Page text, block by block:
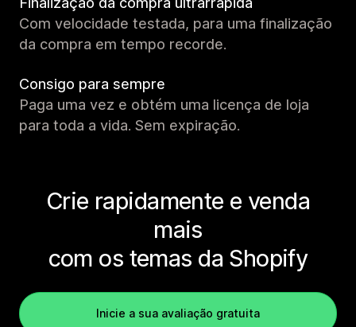
Com velocidade testada, para uma finalização
da compra em tempo recorde.
Consigo para sempre
Paga uma vez e obtém uma licença de loja
para toda a vida. Sem expiração.
Crie rapidamente e venda
mais
com os temas da Shopify
Inicie a sua avaliação gratuita